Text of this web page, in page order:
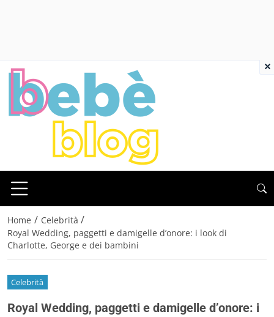
Home / Celebrità /
Royal Wedding, paggetti e damigelle d’onore: i look di
Charlotte, George e dei bambini
Celebrità
Royal Wedding, paggetti e damigelle d’onore: i
×